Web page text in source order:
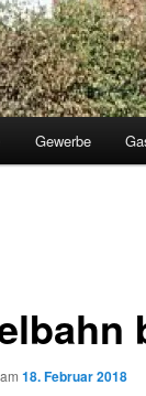
Gewerbe
18. Februar 2018